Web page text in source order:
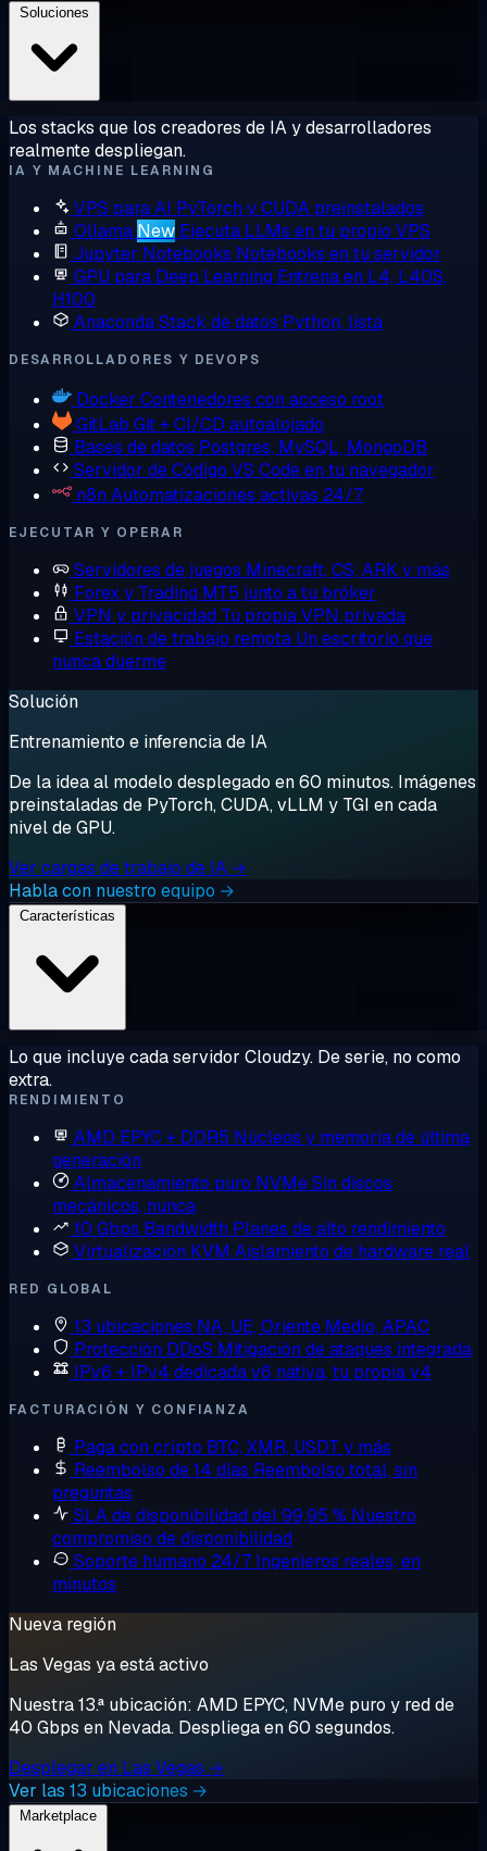
Los stacks que los creadores de IA y desarrolladores
realmente despliegan.
IA Y MACHINE LEARNING
VPS para AI PyTorch y CUDA preinstalados
Ollama New Ejecuta LLMs en tu propio VPS
Jupyter Notebooks Notebooks en tu servidor
GPU para Deep Learning Entrena en L4, L40S,
H100
AnacondaStack de datos Python, lista
DESARROLLADORES Y DEVOPS
Docker Contenedores con acceso root
GitLab Git + CI/CD autoalojado
Bases de datos Postgres, MySQL, MongoDB
Servidor de Código VS Code en tu navegador
n8n Automatizaciones activas 24/7
EJECUTAR Y OPERAR
Servidores de juegos Minecraft, CS, ARK y más
Forex y Trading MT5 junto a tu bróker
VPN y privacidad Tu propia VPN privada
Estación de trabajo remota Un escritorio que
nunca duerme
Solución
Entrenamiento e inferencia de IA
De la idea al modelo desplegado en 60 minutos. Imágenes
preinstaladas de PyTorch, CUDA, vLLM y TGI en cada
nivel de GPU.
Ver cargas de trabajo de IA →
Habla con nuestro equipo →
Lo que incluye cada servidor Cloudzy. De serie, no como
extra.
RENDIMIENTO
AMD EPYC + DDR5 Núcleos y memoria de última
generación
Almacenamiento puro NVMeSin discos
mecánicos, nunca
10 Gbps Bandwidth Planes de alto rendimiento
Virtualización KVM Aislamiento de hardware real
RED GLOBAL
13 ubicaciones NA, UE, Oriente Medio, APAC
Protección DDoS Mitigación de ataques integrada
IPv6 + IPv4 dedicadav6 nativa, tu propia v4
FACTURACIÓN Y CONFIANZA
Paga con cripto BTC, XMR, USDT y más
Reembolso de 14 días Reembolso total, sin
preguntas
SLA de disponibilidad del 99,95 % Nuestro
compromiso de disponibilidad
Soporte humano 24/7 Ingenieros reales, en
minutos
Nueva región
Las Vegas ya está activo
Nuestra 13.ª ubicación: AMD EPYC, NVMe puro y red de
40 Gbps en Nevada. Despliega en 60 segundos.
Desplegar en Las Vegas →
Ver las 13 ubicaciones →